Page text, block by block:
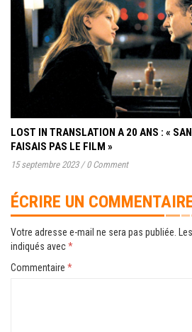
LOST IN TRANSLATION A 20 ANS : «
FAISAIS PAS LE FILM »
15 septembre 2023 / 0 Comment
ÉCRIRE UN
Votre adresse e-mail ne sera pas publiée.
indiqués avec*
Commentaire *